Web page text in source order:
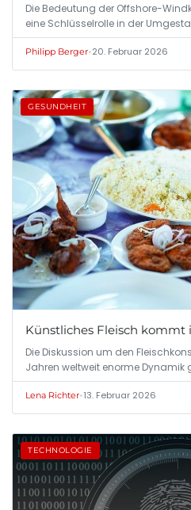
Die Bedeutung der Offshore-
eine Schlüsselrolle in der
Philipp Berger•20. Februar 2026
GESUNDHEIT
Künstliches Fleisch kommt
Die Diskussion um den
Jahren weltweit enorme Dynamik
Lena Richter•13. Februar 2026
TECHNOLOGIE